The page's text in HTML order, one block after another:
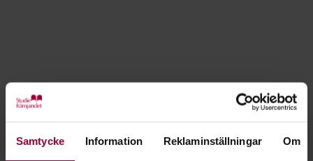
Samtycke Information Reklaminställningar Om
Tillbaka Lyssna
Tyska - Blekinge